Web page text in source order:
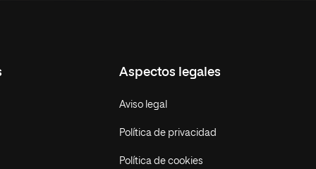
Aspectos legales
Aviso legal
Política de privacidad
Política de cookies